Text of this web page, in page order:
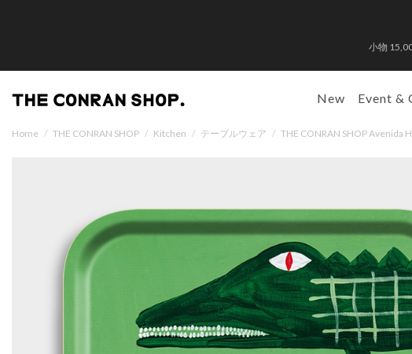
小物
New Event &
Home / THE CONRAN SHOP / Kitchen / テーブルウェア / THE CONRAN SHOP Avenida